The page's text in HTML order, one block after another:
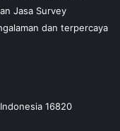
Jasa Survey
dan terpercaya
16820